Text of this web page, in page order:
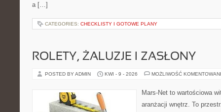
a […]
CATEGORIES: CHECKLISTY I GOTOWE PLANY
ROLETY, ŻALUZJE I ZASŁONY
POSTED BY ADMIN KWI - 9 - 2026 MOŻLIWOŚĆ
Mars-Net to wartościowa
aranżacji wnętrz. To